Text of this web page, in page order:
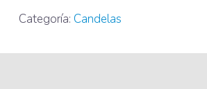
Categoría: Candelas